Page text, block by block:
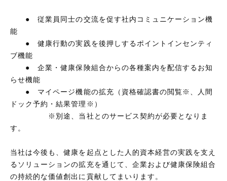
● 従業員同士の交流を促す社内コミュニケーション機
能
● 健康行動の実践を後押しするポイントインセンティ
ブ機能
● 企業・健康保険組合からの各種案内を配信するお知
らせ機能
● マイページ機能の拡充（資格確認書の閲覧※、人間
ドック予約・結果管理※）
※別途、当社とのサービス契約が必要となりま
す。
当社は今後も、健康を起点とした人的資本経営の実践を支え
るソリューションの拡充を通じて、企業および健康保険組合
の持続的な価値創出に貢献してまいります。